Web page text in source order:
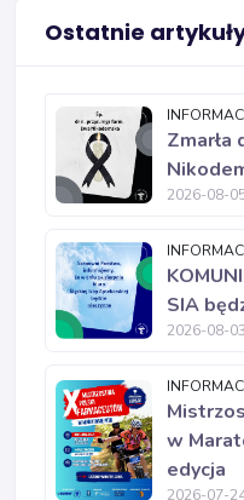
Ostatnie
Zmarła
2026-08-
SIA
2026-08-
w
edycja
2026-07-